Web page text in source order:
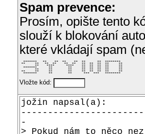
Spam prevence:
Prosím, opište tento
slouží k blokování
které vkládají spam
  *******   **    **  **    **  **      **  ********
**     **   **  **    **  **   **  **  **  **     **
        **    ****      ****    **  **  **  **     **
  *******      **        **     **  **  **  **     **
        **     **        **     **  **  **  **     **
**     **     **        **     **  **  **  **     **
  *******      **        **      ***  ***   ********
Vložte kód: